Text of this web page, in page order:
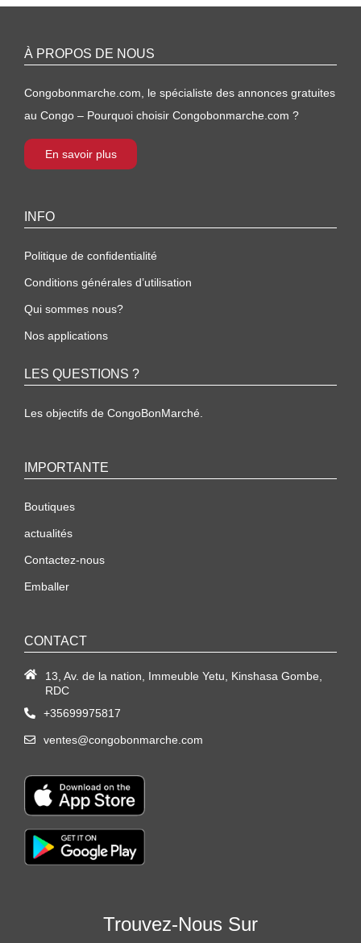
À PROPOS DE NOUS
Congobonmarche.com, le spécialiste des annonces gratuites
au Congo – Pourquoi choisir Congobonmarche.com ?
En savoir plus
INFO
Politique de confidentialité
Conditions générales d’utilisation
Qui sommes nous?
Nos applications
LES QUESTIONS ?
Les objectifs de CongoBonMarché.
IMPORTANTE
Boutiques
actualités
Contactez-nous
Emballer
CONTACT
13, Av. de la nation, Immeuble Yetu, Kinshasa Gombe,
RDC
+35699975817
ventes@congobonmarche.com
Trouvez-Nous Sur